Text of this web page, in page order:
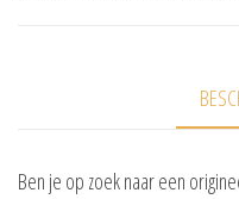
Ben je op zoek naar een